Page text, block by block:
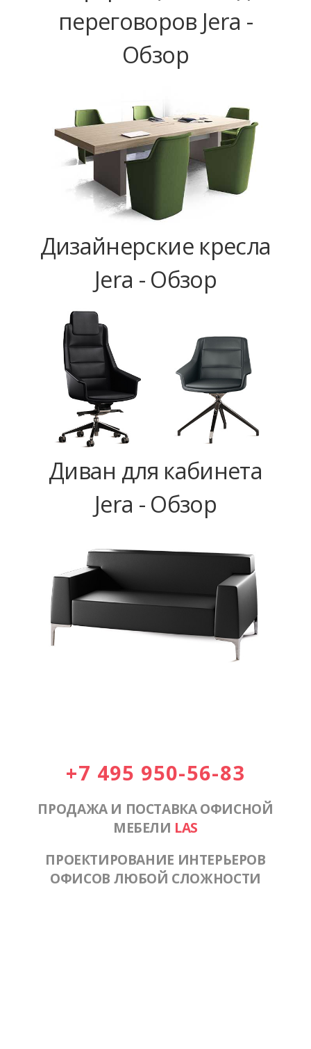
переговоров Jera -
Обзор
Дизайнерские кресла
Jera - Обзор
Диван для кабинета
Jera - Обзор
+7 495 950-56-83
ПРОДАЖА И ПОСТАВКА ОФИСНОЙ
МЕБЕЛИ LAS
ПРОЕКТИРОВАНИЕ ИНТЕРЬЕРОВ
ОФИСОВ ЛЮБОЙ СЛОЖНОСТИ